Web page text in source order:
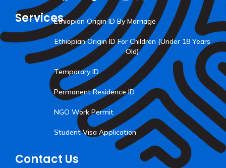
ServicesEthiopian Origin ID By Marriage
Ethiopian Origin ID For Children (Under 18 Years
Old)
Temporary ID
Permanent Residence ID
NGO Work Permit
Student Visa Application
Contact Us